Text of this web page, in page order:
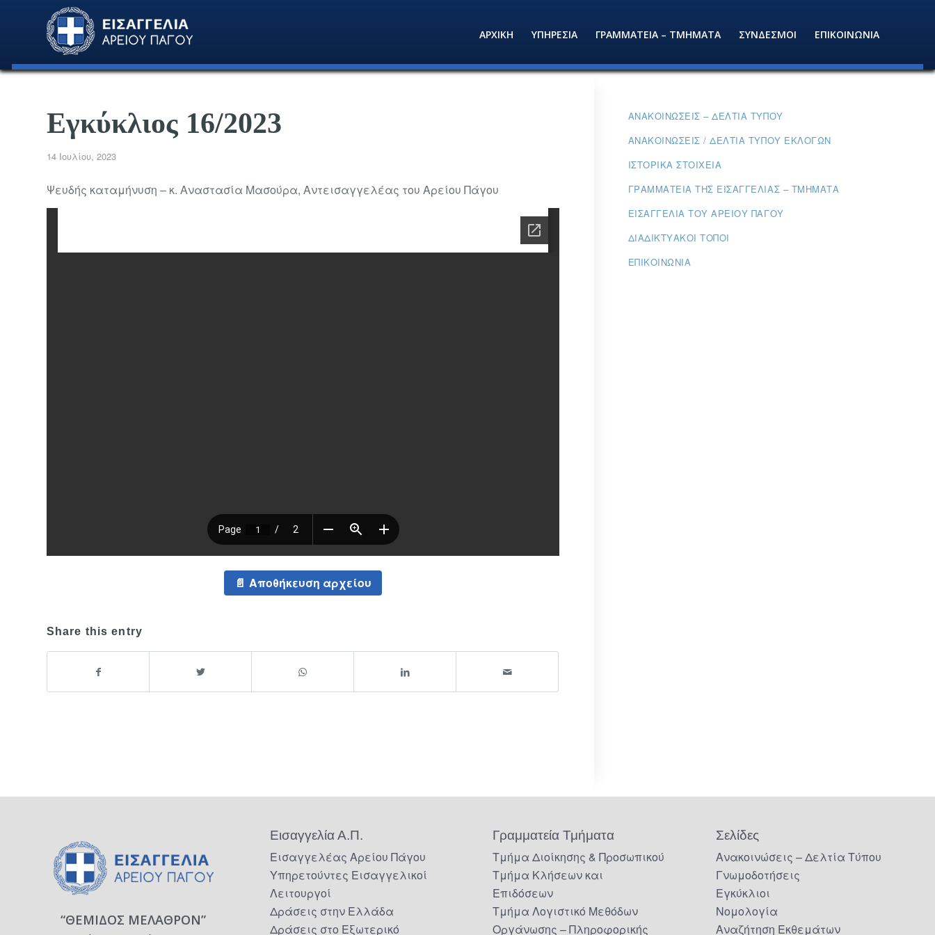
ΑΡΧΙΚΗ ΥΠΗΡΕΣΙΑ ΓΡΑΜΜΑΤΕΙΑ – ΤΜΗΜΑΤΑ ΣΥΝΔΕΣΜΟΙ ΕΠΙΚΟΙΝΩΝΙΑ
Εγκύκλιος 16/2023
14 Ιουλίου, 2023
Ψευδής καταμήνυση – κ. Αναστασία Μασούρα, Αντεισαγγελέας του Αρείου Πάγου
Αποθήκευση αρχείου
Share this entry
ΑΝΑΚΟΙΝΏΣΕΙΣ – ΔΕΛΤΊΑ ΤΎΠΟΥ
ΑΝΑΚΟΙΝΏΣΕΙΣ / ΔΕΛΤΊΑ ΤΎΠΟΥ ΕΚΛΟΓΏΝ
ΙΣΤΟΡΙΚΆ ΣΤΟΙΧΕΊΑ
ΓΡΑΜΜΑΤΕΊΑ ΤΗΣ ΕΙΣΑΓΓΕΛΊΑΣ – ΤΜΉΜΑΤΑ
ΕΙΣΑΓΓΕΛΊΑ ΤΟΥ ΑΡΕΊΟΥ ΠΆΓΟΥ
ΔΙΑΔΙΚΤΥΑΚΟΊ ΤΌΠΟΙ
ΕΠΙΚΟΙΝΩΝΊΑ
“ΘΕΜΙΔΟΣ ΜΕΛΑΘΡΟΝ”
Εισαγγελία Α.Π.
Εισαγγελέας Αρείου Πάγου
Υπηρετούντες Εισαγγελικοί
Λειτουργοί
Δράσεις στην Ελλάδα
Δράσεις στο Εξωτερικό
Γραμματεία Τμήματα
Τμήμα Διοίκησης & Προσωπικού
Τμήμα Κλήσεων και
Επιδόσεων
Τμήμα Λογιστικό Μεθόδων
Οργάνωσης – Πληροφορικής
Σελίδες
Ανακοινώσεις – Δελτία Τύπου
Γνωμοδοτήσεις
Εγκύκλιοι
Νομολογία
Αναζήτηση Εκθεμάτων